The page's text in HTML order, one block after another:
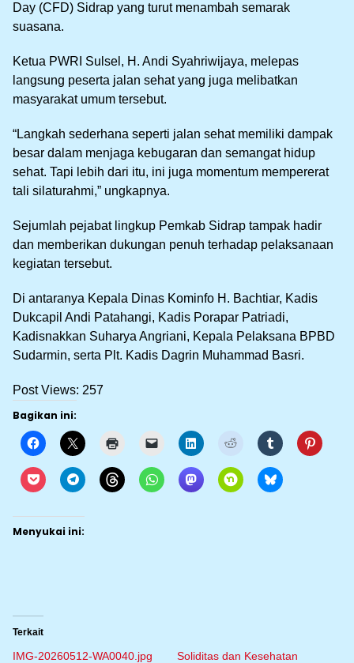
Day (CFD) Sidrap yang turut menambah semarak
suasana.
Ketua PWRI Sulsel, H. Andi Syahriwijaya, melepas
langsung peserta jalan sehat yang juga melibatkan
masyarakat umum tersebut.
“Langkah sederhana seperti jalan sehat memiliki dampak
besar dalam menjaga kebugaran dan semangat hidup
sehat. Tapi lebih dari itu, ini juga momentum mempererat
tali silaturahmi,” ungkapnya.
Sejumlah pejabat lingkup Pemkab Sidrap tampak hadir
dan memberikan dukungan penuh terhadap pelaksanaan
kegiatan tersebut.
Di antaranya Kepala Dinas Kominfo H. Bachtiar, Kadis
Dukcapil Andi Patahangi, Kadis Porapar Patriadi,
Kadisnakkan Suharya Angriani, Kepala Pelaksana BPBD
Sudarmin, serta Plt. Kadis Dagrin Muhammad Basri.
Post Views: 257
Bagikan ini:
Menyukai ini:
Terkait
IMG-20260512-WA0040.jpg Soliditas dan Kesehatan